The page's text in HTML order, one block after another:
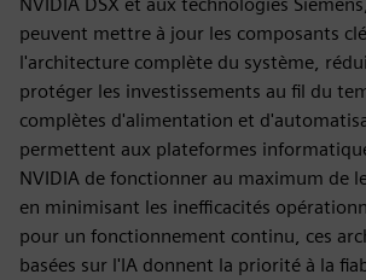
peuvent mettre à jour les composants
l'architecture complète du système,
protéger les investissements au fil du
complètes d'alimentation et
permettent aux plateformes
NVIDIA de fonctionner au maximum de
en minimisant les inefficacités
pour un fonctionnement continu, ces
basées sur l'IA donnent la priorité à la